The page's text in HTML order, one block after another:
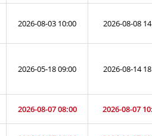
2026-08-03 10:00 2026-08-08
2026-05-18 09:00 2026-08-14
2026-08-07 08:00 2026-08-07